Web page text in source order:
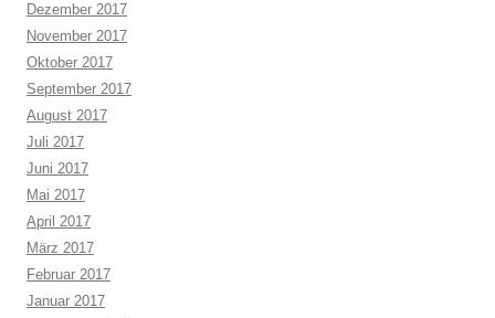
Dezember 2017
November 2017
Oktober 2017
September 2017
August 2017
Juli 2017
Juni 2017
Mai 2017
April 2017
März 2017
Februar 2017
Januar 2017